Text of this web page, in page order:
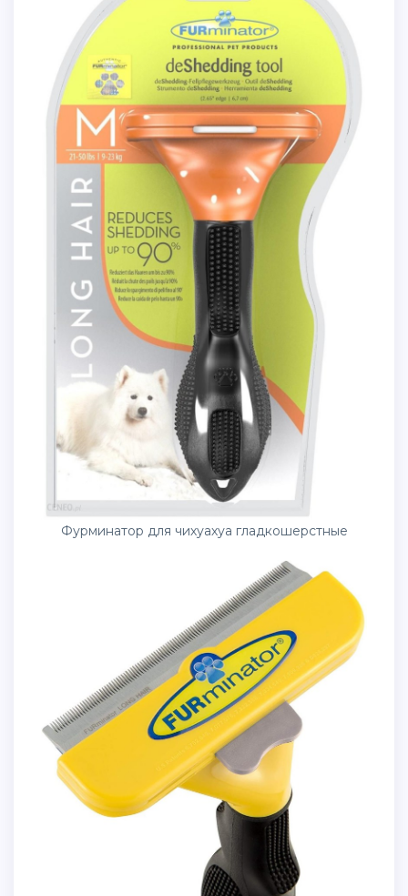
Фурминатор для чихуахуа гладкошерстные